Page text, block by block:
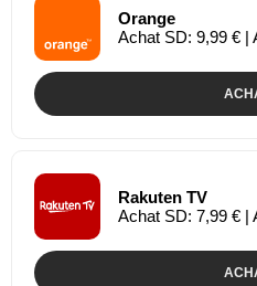
Orange
Achat SD: 9,99 € |
Rakuten TV
Achat SD: 7,99 € |